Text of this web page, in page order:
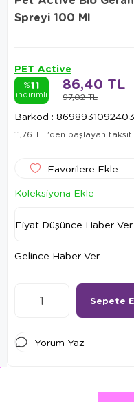
Spreyi 100 Ml
PET Active
%11
indirimli 97,02 TL
86,40 TL
Barkod : 8698931092403
11,76 TL 'den başlayan
Favorilere Ekle
Koleksiyona Ekle
Fiyat Düşünce Haber Ver
Gelince Haber Ver
Yorum Yaz